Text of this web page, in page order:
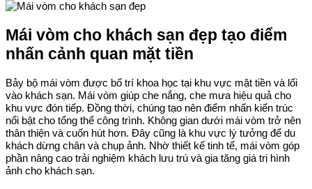
Mái vòm cho khách sạn đẹp tạo điểm
nhấn cảnh quan mặt tiền
Bảy bộ mái vòm được bố trí khoa học tại khu vực mặt tiền và lối
vào khách sạn. Mái vòm giúp che nắng, che mưa hiệu quả cho
khu vực đón tiếp. Đồng thời, chúng tạo nên điểm nhấn kiến trúc
nổi bật cho tổng thể công trình. Không gian dưới mái vòm trở nên
thân thiện và cuốn hút hơn. Đây cũng là khu vực lý tưởng để du
khách dừng chân và chụp ảnh. Nhờ thiết kế tinh tế, mái vòm góp
phần nâng cao trải nghiệm khách lưu trú và gia tăng giá trị hình
ảnh cho khách sạn.